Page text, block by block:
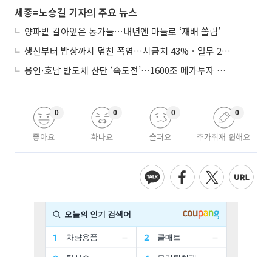
세종=노승길 기자의 주요 뉴스
양파밭 갈아엎은 농가들…내년엔 마늘로 ‘재배 쏠림’
생산부터 밥상까지 덮친 폭염…시금치 43%ㆍ열무 28% 급등
용인·호남 반도체 산단 ‘속도전’…1600조 메가투자 이행 총력
좋아요
0
화나요
0
슬퍼요
0
추가취재 원해요
0